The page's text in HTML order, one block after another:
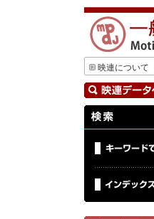
映連について